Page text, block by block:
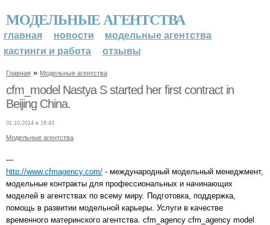
МОДЕЛЬНЫЕ АГЕНТСТВА
главная новости
модельные агентства
кастинги и работа
отзывы
Главная » Модельные агентства
cfm_model Nastya S started her first contract in
Beijing China.
01.10.2014 в 18:43
Модельные агентства
---
http://www.cfmagency.com/ - международный модельный менеджмент,
модельные контракты для профессиональных и начинающих
моделей в агентствах по всему миру. Подготовка, поддержка,
помощь в развитии модельной карьеры. Услуги в качестве
временного материнского агентства. cfm_agency cfm_agency model